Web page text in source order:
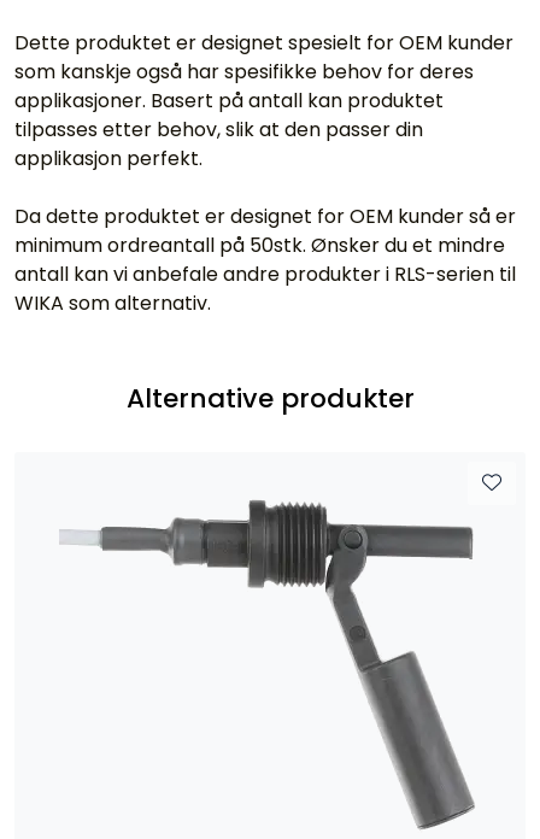
Dette produktet er designet spesielt for OEM kunder
som kanskje også har spesifikke behov for deres
applikasjoner. Basert på antall kan produktet
tilpasses etter behov, slik at den passer din
applikasjon perfekt.
Da dette produktet er designet for OEM kunder så er
minimum ordreantall på 50stk. Ønsker du et mindre
antall kan vi anbefale andre produkter i RLS-serien til
WIKA som alternativ.
Alternative produkter